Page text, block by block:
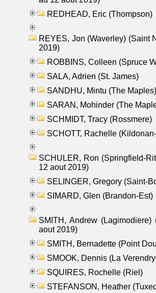
REDHEAD, Eric (Thompson)
REYES, Jon (Waverley) (Saint
2019)
ROBBINS, Colleen (Spruce
SALA, Adrien (St. James)
SANDHU, Mintu (The Maples)
SARAN, Mohinder (The
SCHMIDT, Tracy (Rossmere)
SCHOTT, Rachelle
SCHULER, Ron (Springfield-
12 aout 2019)
SELINGER, Gregory (Saint-
SIMARD, Glen (Brandon-Est)
SMITH, Andrew
aout 2019)
SMITH, Bernadette (Point
SMOOK, Dennis (La
SQUIRES, Rochelle (Riel)
STEFANSON, Heather